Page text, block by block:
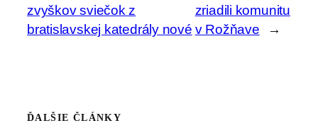
zvyškov sviečok z
bratislavskej katedrály nové
zriadili komunitu
v Rožňave
→
ĎALŠIE ČLÁNKY